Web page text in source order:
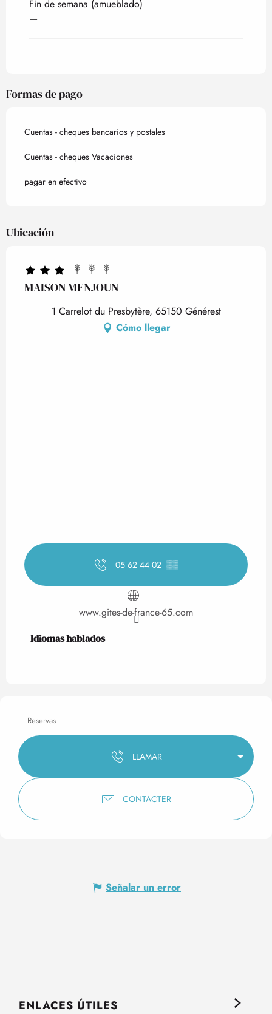
Fin de semana (amueblado)
—
Formas de pago
Cuentas - cheques bancarios y postales
Cuentas - cheques Vacaciones
pagar en efectivo
Ubicación
MAISON MENJOUN
1 Carrelot du Presbytère, 65150 Générest
Cómo llegar
05 62 44 02 ▒▒
www.gites-de-france-65.com
Idiomas hablados
Idiomas hablados
Reservas
LLAMAR
CONTACTER
Señalar un error
ENLACES ÚTILES